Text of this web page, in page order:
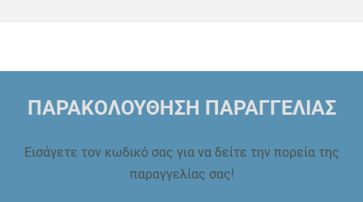
ΠΑΡΑΚΟΛΟΥΘΗΣΗ ΠΑΡΑΓΓΕΛΙΑΣ
Εισάγετε τον κωδικό σας για να δείτε την πορεία της
παραγγελίας σας!